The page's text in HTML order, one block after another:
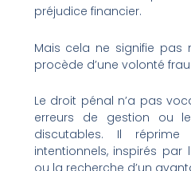
préjudice financier.
Mais cela ne signifie pas
procède d’une volonté
Le droit pénal n’a pas
erreurs de gestion ou
discutables. Il réprime
intentionnels, inspirés